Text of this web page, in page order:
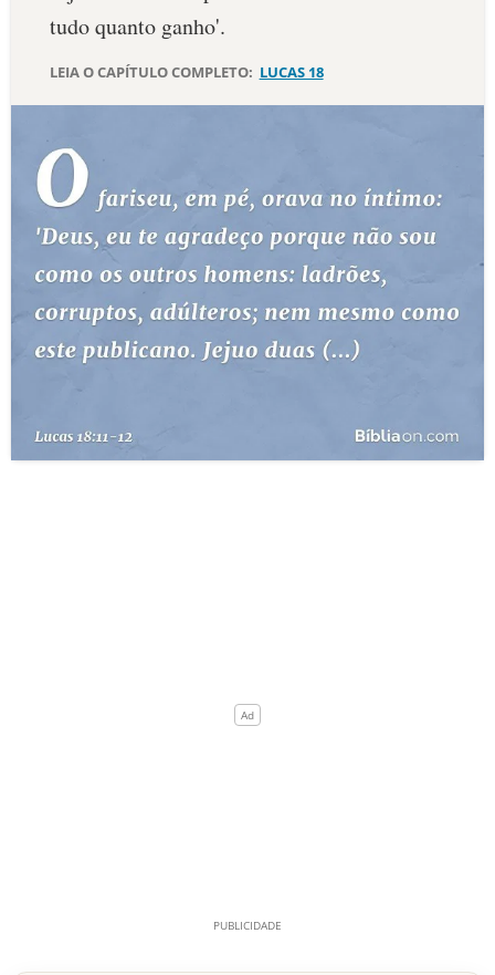
10 MANDAMENTOS
ESBOÇOS DE PREGAÇÃO
TEMAS
PERGUNTE À BÍBLIA IA
TERMO BÍBLICO JOGOS
LOJA BÍBLIAON
tudo quanto ganho'.
LEIA O CAPÍTULO COMPLETO: LUCAS 18